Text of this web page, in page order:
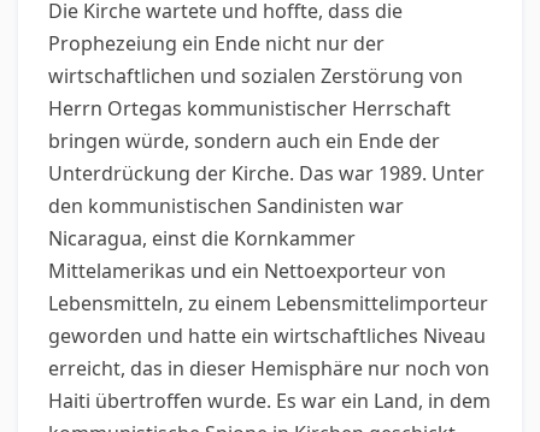
Die Kirche wartete und hoffte, dass die
Prophezeiung ein Ende nicht nur der
wirtschaftlichen und sozialen Zerstörung von
Herrn Ortegas kommunistischer Herrschaft
bringen würde, sondern auch ein Ende der
Unterdrückung der Kirche. Das war 1989. Unter
den kommunistischen Sandinisten war
Nicaragua, einst die Kornkammer
Mittelamerikas und ein Nettoexporteur von
Lebensmitteln, zu einem Lebensmittelimporteur
geworden und hatte ein wirtschaftliches Niveau
erreicht, das in dieser Hemisphäre nur noch von
Haiti übertroffen wurde. Es war ein Land, in dem